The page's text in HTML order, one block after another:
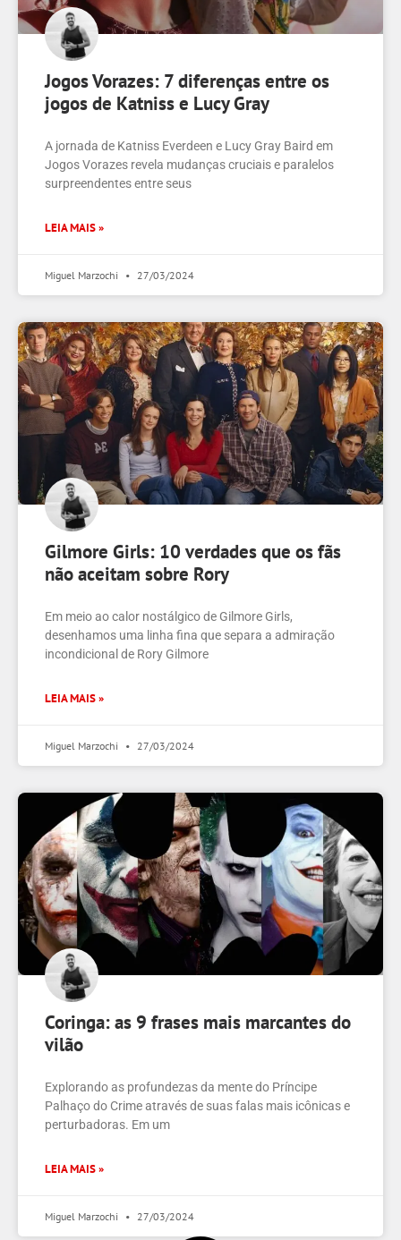
Jogos Vorazes: 7 diferenças entre os
jogos de Katniss e Lucy Gray
A jornada de Katniss Everdeen e Lucy Gray Baird em
Jogos Vorazes revela mudanças cruciais e paralelos
surpreendentes entre seus
LEIA MAIS »
Miguel Marzochi 27/03/2024
Gilmore Girls: 10 verdades que os fãs
não aceitam sobre Rory
Em meio ao calor nostálgico de Gilmore Girls,
desenhamos uma linha fina que separa a admiração
incondicional de Rory Gilmore
LEIA MAIS »
Miguel Marzochi 27/03/2024
Coringa: as 9 frases mais marcantes do
vilão
Explorando as profundezas da mente do Príncipe
Palhaço do Crime através de suas falas mais icônicas e
perturbadoras. Em um
LEIA MAIS »
Miguel Marzochi 27/03/2024